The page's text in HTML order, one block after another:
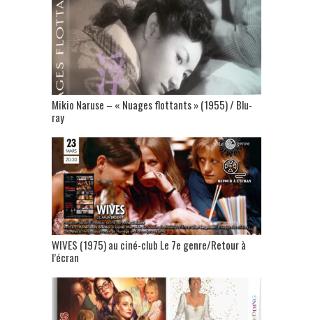
Mikio Naruse – « Nuages flottants » (1955) / Blu-
ray
WIVES (1975) au ciné-club Le 7e genre/Retour à
l’écran